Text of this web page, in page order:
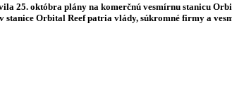
25. októbra plány na komerčnú vesmírnu stanicu
stanice Orbital Reef patria vlády, súkromné firmy a